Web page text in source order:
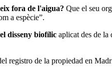
fora de l'aigua? Que el seu
a espècie”.
disseny biofílic aplicat des de la